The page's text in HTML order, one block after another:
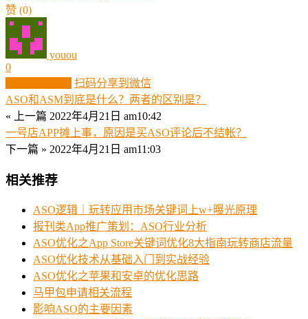
赞 (0)
youou
0
扫码分享到微信
ASO和ASM到底是什么？两者的区别是？
« 上一篇 2022年4月21日 am10:42
一号店APP摊上事，原因是买ASO评论后不结帐？
下一篇 » 2022年4月21日 am11:03
相关推荐
ASO逻辑｜玩转应用市场关键词上w+曝光原理
报刊类App推广策划：ASO行业分析
ASO优化之App Store关键词优化8大指南玩转商店流量
ASO优化技术从基础入门到实战经验
ASO优化之苹果和安卓的优化思路
马甲包申请相关流程
影响ASO的主要因素